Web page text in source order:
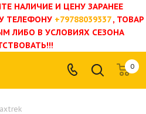
НАЛИЧИЕ И ЦЕНУ ЗАРАНЕЕ
ТЕЛЕФОНУ +79788039337, ТОВАР
ЛИБО В УСЛОВИЯХ СЕЗОНА
0